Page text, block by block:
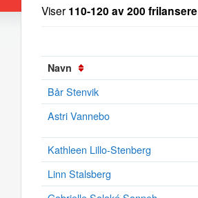
Viser 110-120 av 200 frilansere
Navn
Bår Stenvik
Astri Vannebo
Kathleen Lillo-Stenberg
Linn Stalsberg